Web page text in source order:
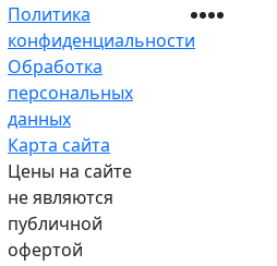
Политика
конфиденциальности
Обработка
персональных
данных
Карта сайта
Цены на сайте
не являются
публичной
офертой